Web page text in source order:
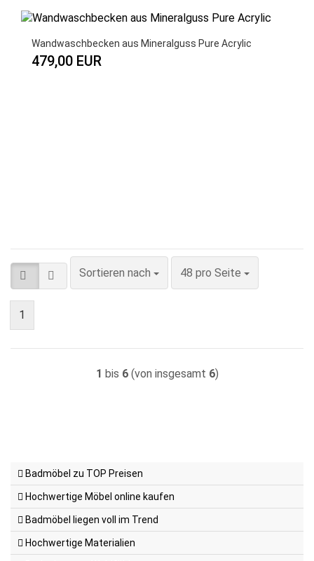
Wandwaschbecken aus Mineralguss Pure Acrylic
479,00 EUR
Sortieren nach
Sortieren nach 48 pro Seite
pro Seite
1
1 bis 6(von insgesamt 6)
Badmöbel zu TOP Preisen
Hochwertige Möbel online kaufen
Badmöbel liegen voll im Trend
Hochwertige Materialien